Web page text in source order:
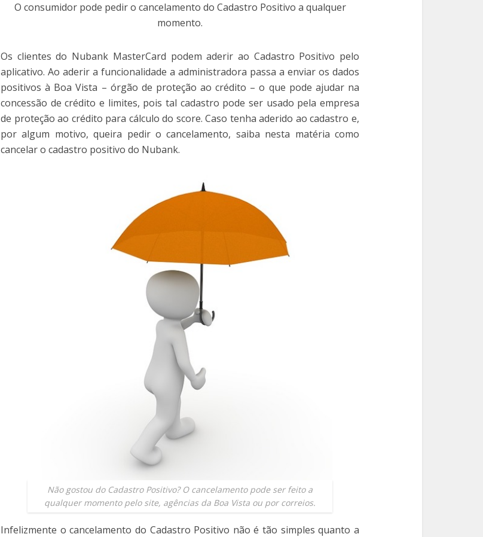
O consumidor pode pedir o cancelamento do Cadastro Positivo a qualquer
momento.
Os clientes do Nubank MasterCard podem aderir ao Cadastro Positivo pelo
aplicativo. Ao aderir a funcionalidade a administradora passa a enviar os dados
positivos à Boa Vista – órgão de proteção ao crédito – o que pode ajudar na
concessão de crédito e limites, pois tal cadastro pode ser usado pela empresa
de proteção ao crédito para cálculo do score. Caso tenha aderido ao cadastro e,
por algum motivo, queira pedir o cancelamento, saiba nesta matéria como
cancelar o cadastro positivo do Nubank.
Não gostou do Cadastro Positivo? O cancelamento pode ser feito a
qualquer momento pelo site, agências da Boa Vista ou por correios.
Infelizmente o cancelamento do Cadastro Positivo não é tão simples quanto a